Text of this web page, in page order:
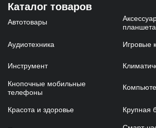
Каталог товаров
Автотовары
Аудиотехника Игровые
Инструмент
Кнопочные мобильные
телефоны
Красота и здоровье Крупная